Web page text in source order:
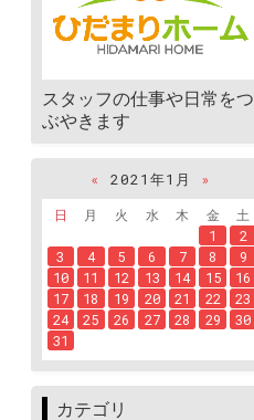
スタッフの仕事や日常をつ
ぶやきます
« 2021年1月
»
日
月 火 水 木 金
土
1
2
3
4 5 6 7 8
9
10
11 12 13 14 15
16
17
18 19 20 21 22
23
24
25 26 27 28 29
30
31
カテゴリ